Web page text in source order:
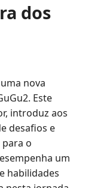
dos
nova
Este
introduz aos
desafios e
para o
um
habilidades